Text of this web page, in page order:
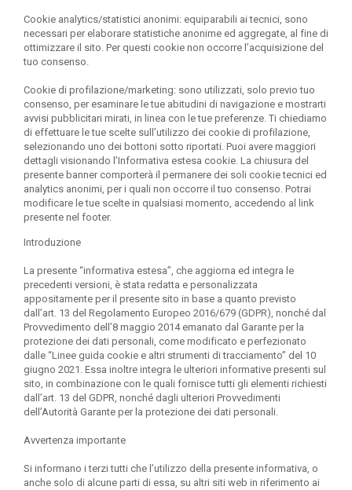
Cookie analytics/statistici anonimi: equiparabili ai tecnici, sono
necessari per elaborare statistiche anonime ed aggregate, al fine di
ottimizzare il sito. Per questi cookie non occorre l’acquisizione del
tuo consenso.
Cookie di profilazione/marketing: sono utilizzati, solo previo tuo
consenso, per esaminare le tue abitudini di navigazione e mostrarti
avvisi pubblicitari mirati, in linea con le tue preferenze. Ti chiediamo
di effettuare le tue scelte sull’utilizzo dei cookie di profilazione,
selezionando uno dei bottoni sotto riportati. Puoi avere maggiori
dettagli visionando l’Informativa estesa cookie. La chiusura del
presente banner comporterà il permanere dei soli cookie tecnici ed
analytics anonimi, per i quali non occorre il tuo consenso. Potrai
modificare le tue scelte in qualsiasi momento, accedendo al link
presente nel footer.
Introduzione
La presente “informativa estesa”, che aggiorna ed integra le
precedenti versioni, è stata redatta e personalizzata
appositamente per il presente sito in base a quanto previsto
dall’art. 13 del Regolamento Europeo 2016/679 (GDPR), nonché dal
Provvedimento dell’8 maggio 2014 emanato dal Garante per la
protezione dei dati personali, come modificato e perfezionato
dalle “Linee guida cookie e altri strumenti di tracciamento” del 10
giugno 2021. Essa inoltre integra le ulteriori informative presenti sul
sito, in combinazione con le quali fornisce tutti gli elementi richiesti
dall’art. 13 del GDPR, nonché dagli ulteriori Provvedimenti
dell’Autorità Garante per la protezione dei dati personali.
Avvertenza importante
Si informano i terzi tutti che l’utilizzo della presente informativa, o
anche solo di alcune parti di essa, su altri siti web in riferimento ai